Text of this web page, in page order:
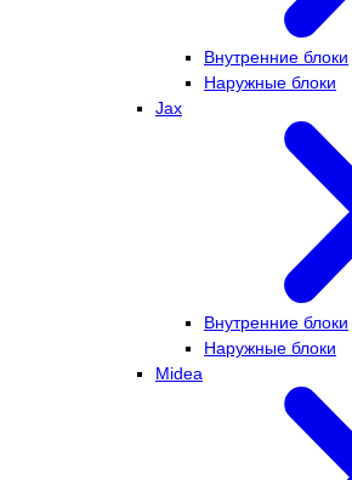
Внутренние блоки
Наружные блоки
Jax
Внутренние блоки
Наружные блоки
Midea